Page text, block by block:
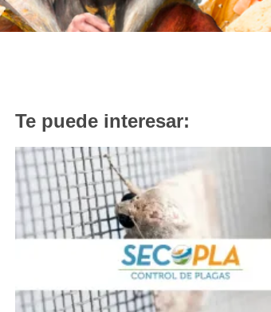
Te puede interesar: